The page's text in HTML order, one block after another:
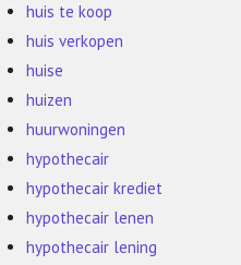
huis te koop
huis verkopen
huise
huizen
huurwoningen
hypothecair
hypothecair krediet
hypothecair lenen
hypothecair lening